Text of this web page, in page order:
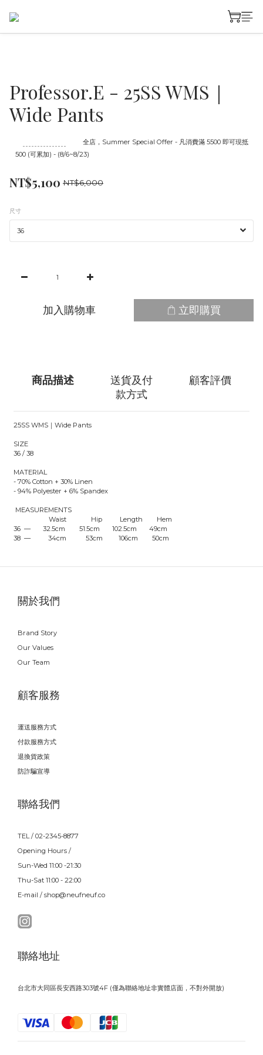
Professor.E - 25SS WMS｜
Wide Pants
全店，Summer Special Offer - 凡消費滿 5500 即可現抵
500 (可累加) - (8/6~8/23)
NT$5,100 NT$6,000
尺寸
加入購物車 立即購買
商品描述
送貨及付
款方式
顧客評價
25SS WMS｜Wide Pants
SIZE
36 / 38
MATERIAL
- 70% Cotton + 30% Linen
- 94% Polyester + 6% Spandex
MEASUREMENTS
Waist Hip Length Hem
36 — 32.5cm 51.5cm 102.5cm 49cm
38 — 34cm 53cm 106cm 50cm
關於我們
Brand Story
Our Values
Our Team
顧客服務
運送服務方式
付款服務方式
退換貨政策
防詐騙宣導
聯絡我們
TEL / 02-2345-8877
Opening Hours /
Sun-Wed 11:00 -21:30
Thu-Sat 11:00 - 22:00
E-mail / shop@neufneuf.co
聯絡地址
台北市大同區長安西路303號4F (僅為聯絡地址非實體店面，不對外開放)